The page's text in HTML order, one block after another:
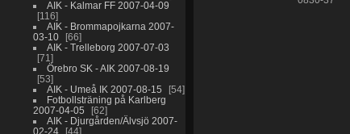
AIK - Kalmar FF 2007-04-09
116
AIK - Brommapojkarna 2007-
03-10
66
AIK - Trelleborg 2007-07-03
71
Örebro SK - AIK 2007-08-19
53
AIK - Umeå IK 2007-08-15
54
Fotbollsträning på Karlberg
2007-04-05
62
AIK - Djurgården/Älvsjö 2007-
02-24
44